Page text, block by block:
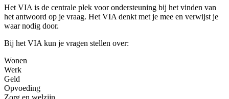
Het VIA is de centrale plek voor ondersteuning bij het vinden van
het antwoord op je vraag. Het VIA denkt met je mee en verwijst je
waar nodig door.
Bij het VIA kun je vragen stellen over:
Wonen
Werk
Geld
Opvoeding
Zorg en welzijn